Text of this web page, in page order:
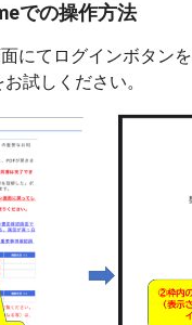
での操作方法
にてログインボタン
試しください。